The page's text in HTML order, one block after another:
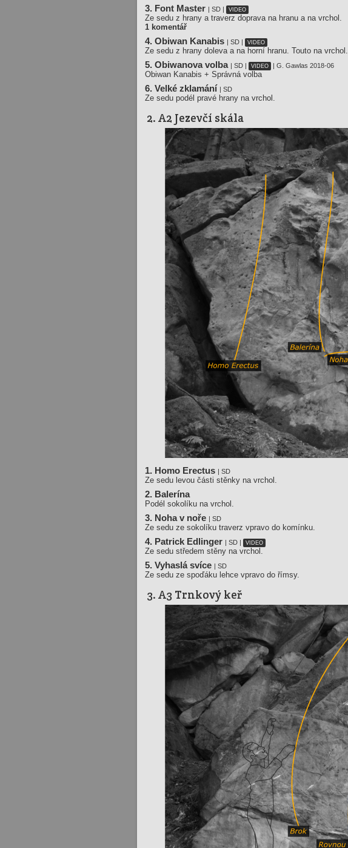
3. Font Master | SD | VIDEO
Ze sedu z hrany a traverz doprava na hranu a na vrchol.
1 komentář
4. Obiwan Kanabis | SD | VIDEO
Ze sedu z hrany doleva a na horní hranu. Touto na vrchol.
5. Obiwanova volba | SD | VIDEO | G. Gawlas 2018-06
Obiwan Kanabis + Správná volba
6. Velké zklamání | SD
Ze sedu podél pravé hrany na vrchol.
2. A2 Jezevčí skála
1. Homo Erectus | SD
Ze sedu levou části stěnky na vrchol.
2. Balerína
Podél sokolíku na vrchol.
3. Noha v noře | SD
Ze sedu ze sokolíku traverz vpravo do komínku.
4. Patrick Edlinger | SD | VIDEO
Ze sedu středem stěny na vrchol.
5. Vyhaslá svíce | SD
Ze sedu ze spoďáku lehce vpravo do římsy.
3. A3 Trnkový keř